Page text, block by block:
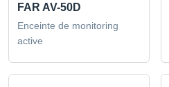
FAR AV-50D
Enceinte de monitoring
active